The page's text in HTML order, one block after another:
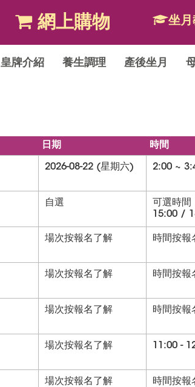
網上購物 坐月
皇牌介紹 養生調理 產後坐月
日期 時間
2026-08-22 (星期六) 2:00 ~
自選
可選時
15:00 /
場次按報名了解 時間按報
場次按報名了解 時間按報
場次按報名了解 時間按報
場次按報名了解 11:00 -
場次按報名了解 時間按報